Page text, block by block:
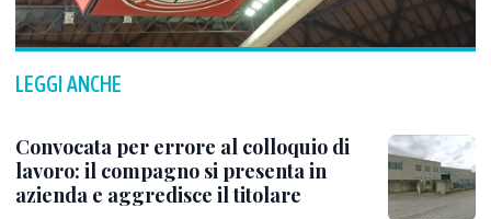
LEGGI ANCHE
Convocata per errore al colloquio di
lavoro: il compagno si presenta in
azienda e aggredisce il titolare